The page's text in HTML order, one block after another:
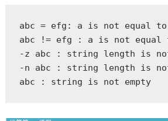
abc = efg: a is not equal
abc != efg : a is not equal
-z abc : string length is
-n abc : string length is
abc : string is not empty